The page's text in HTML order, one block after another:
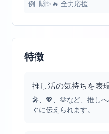
例: 🙌✨🔥 全力応援
特徴
推し活の気持ちを表
🎤、💖、🫶など、推し
ぐに伝えられます。